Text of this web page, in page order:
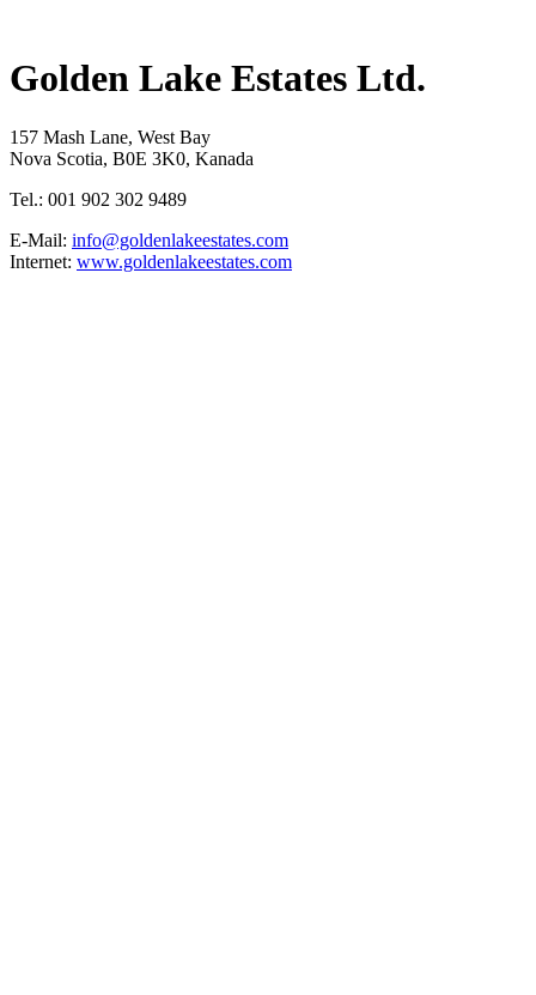
Golden Lake Estates Ltd.
157 Mash Lane, West Bay
Nova Scotia, B0E 3K0, Kanada
Tel.: 001 902 302 9489
E-Mail: info@goldenlakeestates.com
Internet: www.goldenlakeestates.com